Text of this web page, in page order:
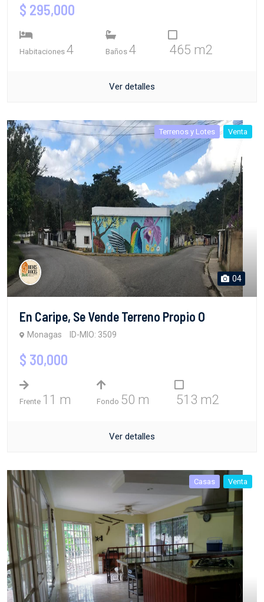
$ 295,000
Habitaciones 4 Baños 4 465 m2
Ver detalles
Terrenos y Lotes Venta
04
En Caripe, Se Vende Terreno Propio O
Monagas ID-MIO: 3509
$ 30,000
Frente 11 m Fondo 50 m 513 m2
Ver detalles
Casas Venta